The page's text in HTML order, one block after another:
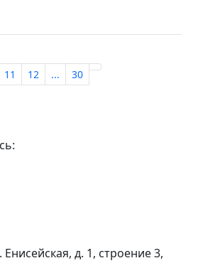
11 12 ... 30
Енисейская, д. 1, строение 3,